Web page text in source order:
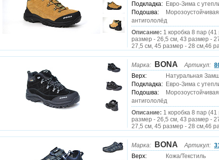
Подкладка: Евро-Зима с
Подошва:
антигололёд
Описание: 1 коробка 8 пар
размер - 26,5 см, 43 размер -
27,5 см, 45 размер - 28 см,46
Марка: BONA Артикул:
Верх:
Натуральная
Подкладка: Евро-Зима с
Подошва:
антигололёд
Описание: 1 коробка 8 пар
размер - 26,5 см, 43 размер -
27,5 см, 45 размер - 28 см,46
Марка: BONA Артикул:
Верх:
Кожа/Текстиль